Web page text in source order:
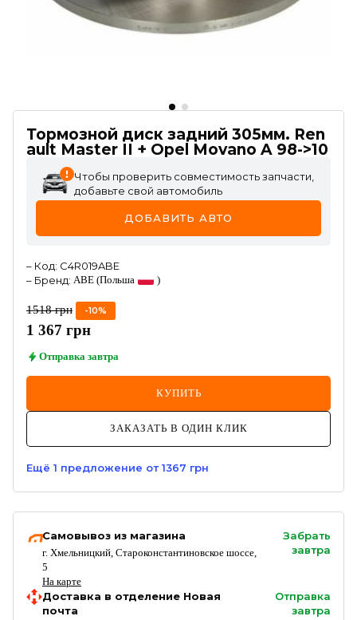
Тормозной диск задний 305мм. Ren
ault Master II + Opel Movano A 98->10
Чтобы проверить совместимость запчасти,
добавьте свой автомобиль
ДОБАВИТЬ АВТО
– Код: C4R019ABE
– Бренд: ABE (Польша )
1518 грн -10%
1 367 грн
Отправка завтра
КУПИТЬ
ЗАКАЗАТЬ В ОДИН КЛИК
Ещё 1 предложение от 1367 грн
Самовывоз из магазина
г. Хмельницкий, Староконстантиновское шоссе,
5
На карте
Забрать
завтра
Доставка в отделение Новая
почта
Отправка
завтра